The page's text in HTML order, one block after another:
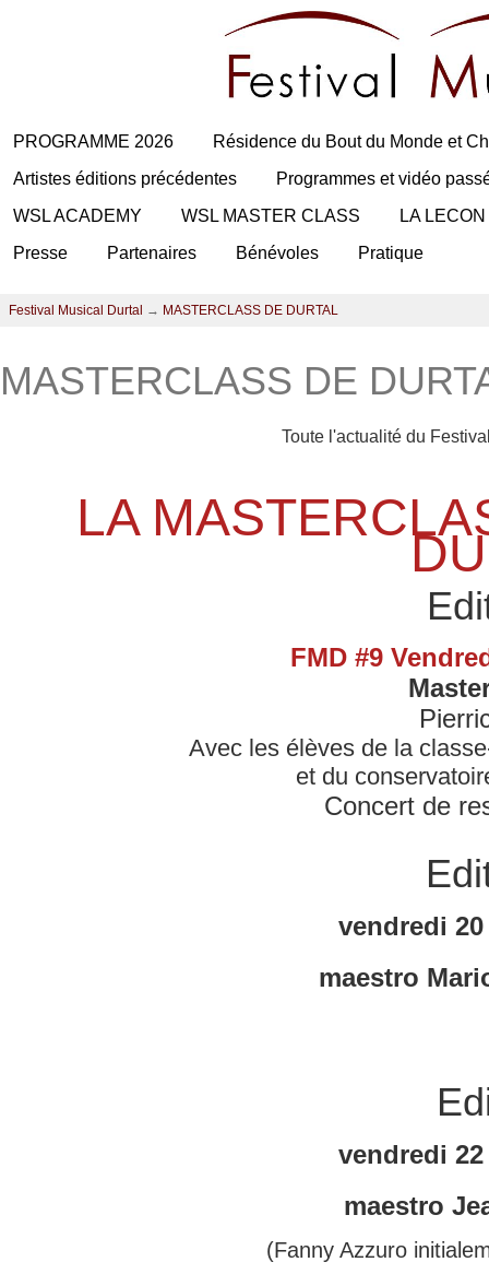
PROGRAMME 2026
Résidence du Bout du Monde et
Artistes éditions précédentes
Programmes et vidéo
WSL ACADEMY
WSL MASTER CLASS
LA
Presse
Partenaires Bénévoles Pratique
Festival Musical Durtal → MASTERCLASS DE DURTAL
MASTERCLASS DE
Toute l'actualité du
LA
FMD #9
Avec les élèves de la
et du
Concert de
vendredi
maestro
vendredi
maestro
(Fanny Azzuro